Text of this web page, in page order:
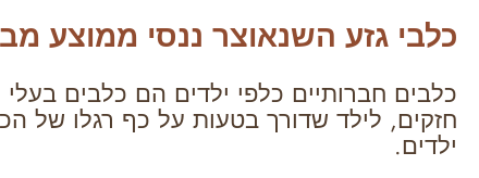
כלבי גזע השנאוצר ננסי ממוצע
כלבים חברותיים כלפי ילדים הם כלבים
חזקים, לילד שדורך בטעות על כף רגלו של
ילדים.